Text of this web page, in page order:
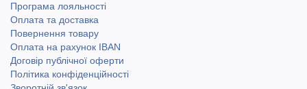
Програма лояльності
Оплата та доставка
Повернення товару
Оплата на рахунок IBAN
Договір публічної оферти
Політика конфіденційності